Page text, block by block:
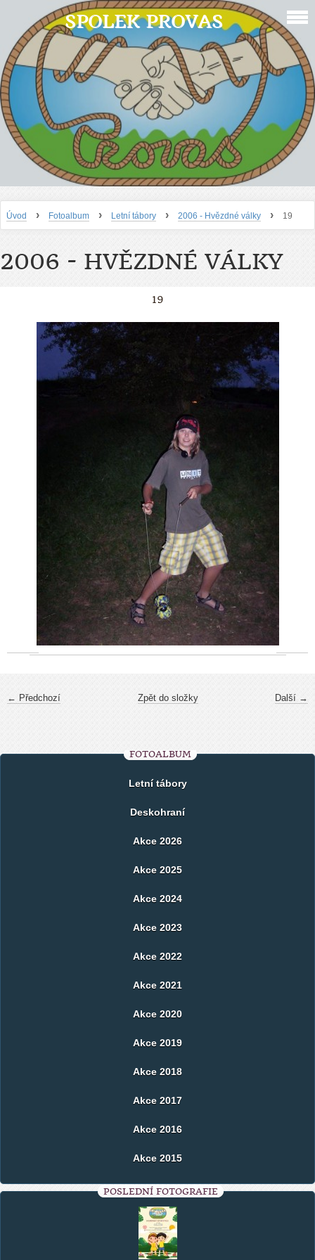
SPOLEK PROVAS
Úvod › Fotoalbum › Letní tábory › 2006 - Hvězdné války › 19
2006 - HVĚZDNÉ VÁLKY
19
← Předchozí Další →
Zpět do složky
FOTOALBUM
Letní tábory
Deskohraní
Akce 2026
Akce 2025
Akce 2024
Akce 2023
Akce 2022
Akce 2021
Akce 2020
Akce 2019
Akce 2018
Akce 2017
Akce 2016
Akce 2015
POSLEDNÍ FOTOGRAFIE